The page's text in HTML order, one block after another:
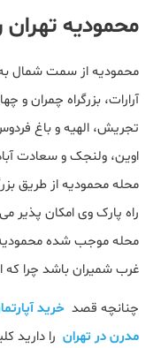
محمودیه
محمودیه از سمت شمال
آرارات، بزرگراه چمران
تجریش، الهیه و باغ
اوین، ولنجک و سعادت
محله محمودیه از طریق
راه پارک وی امکان
محله موجب شده
غرب شمیران باشد چرا که
چنانچه قصد خرید
مدرن در تهران را دارید